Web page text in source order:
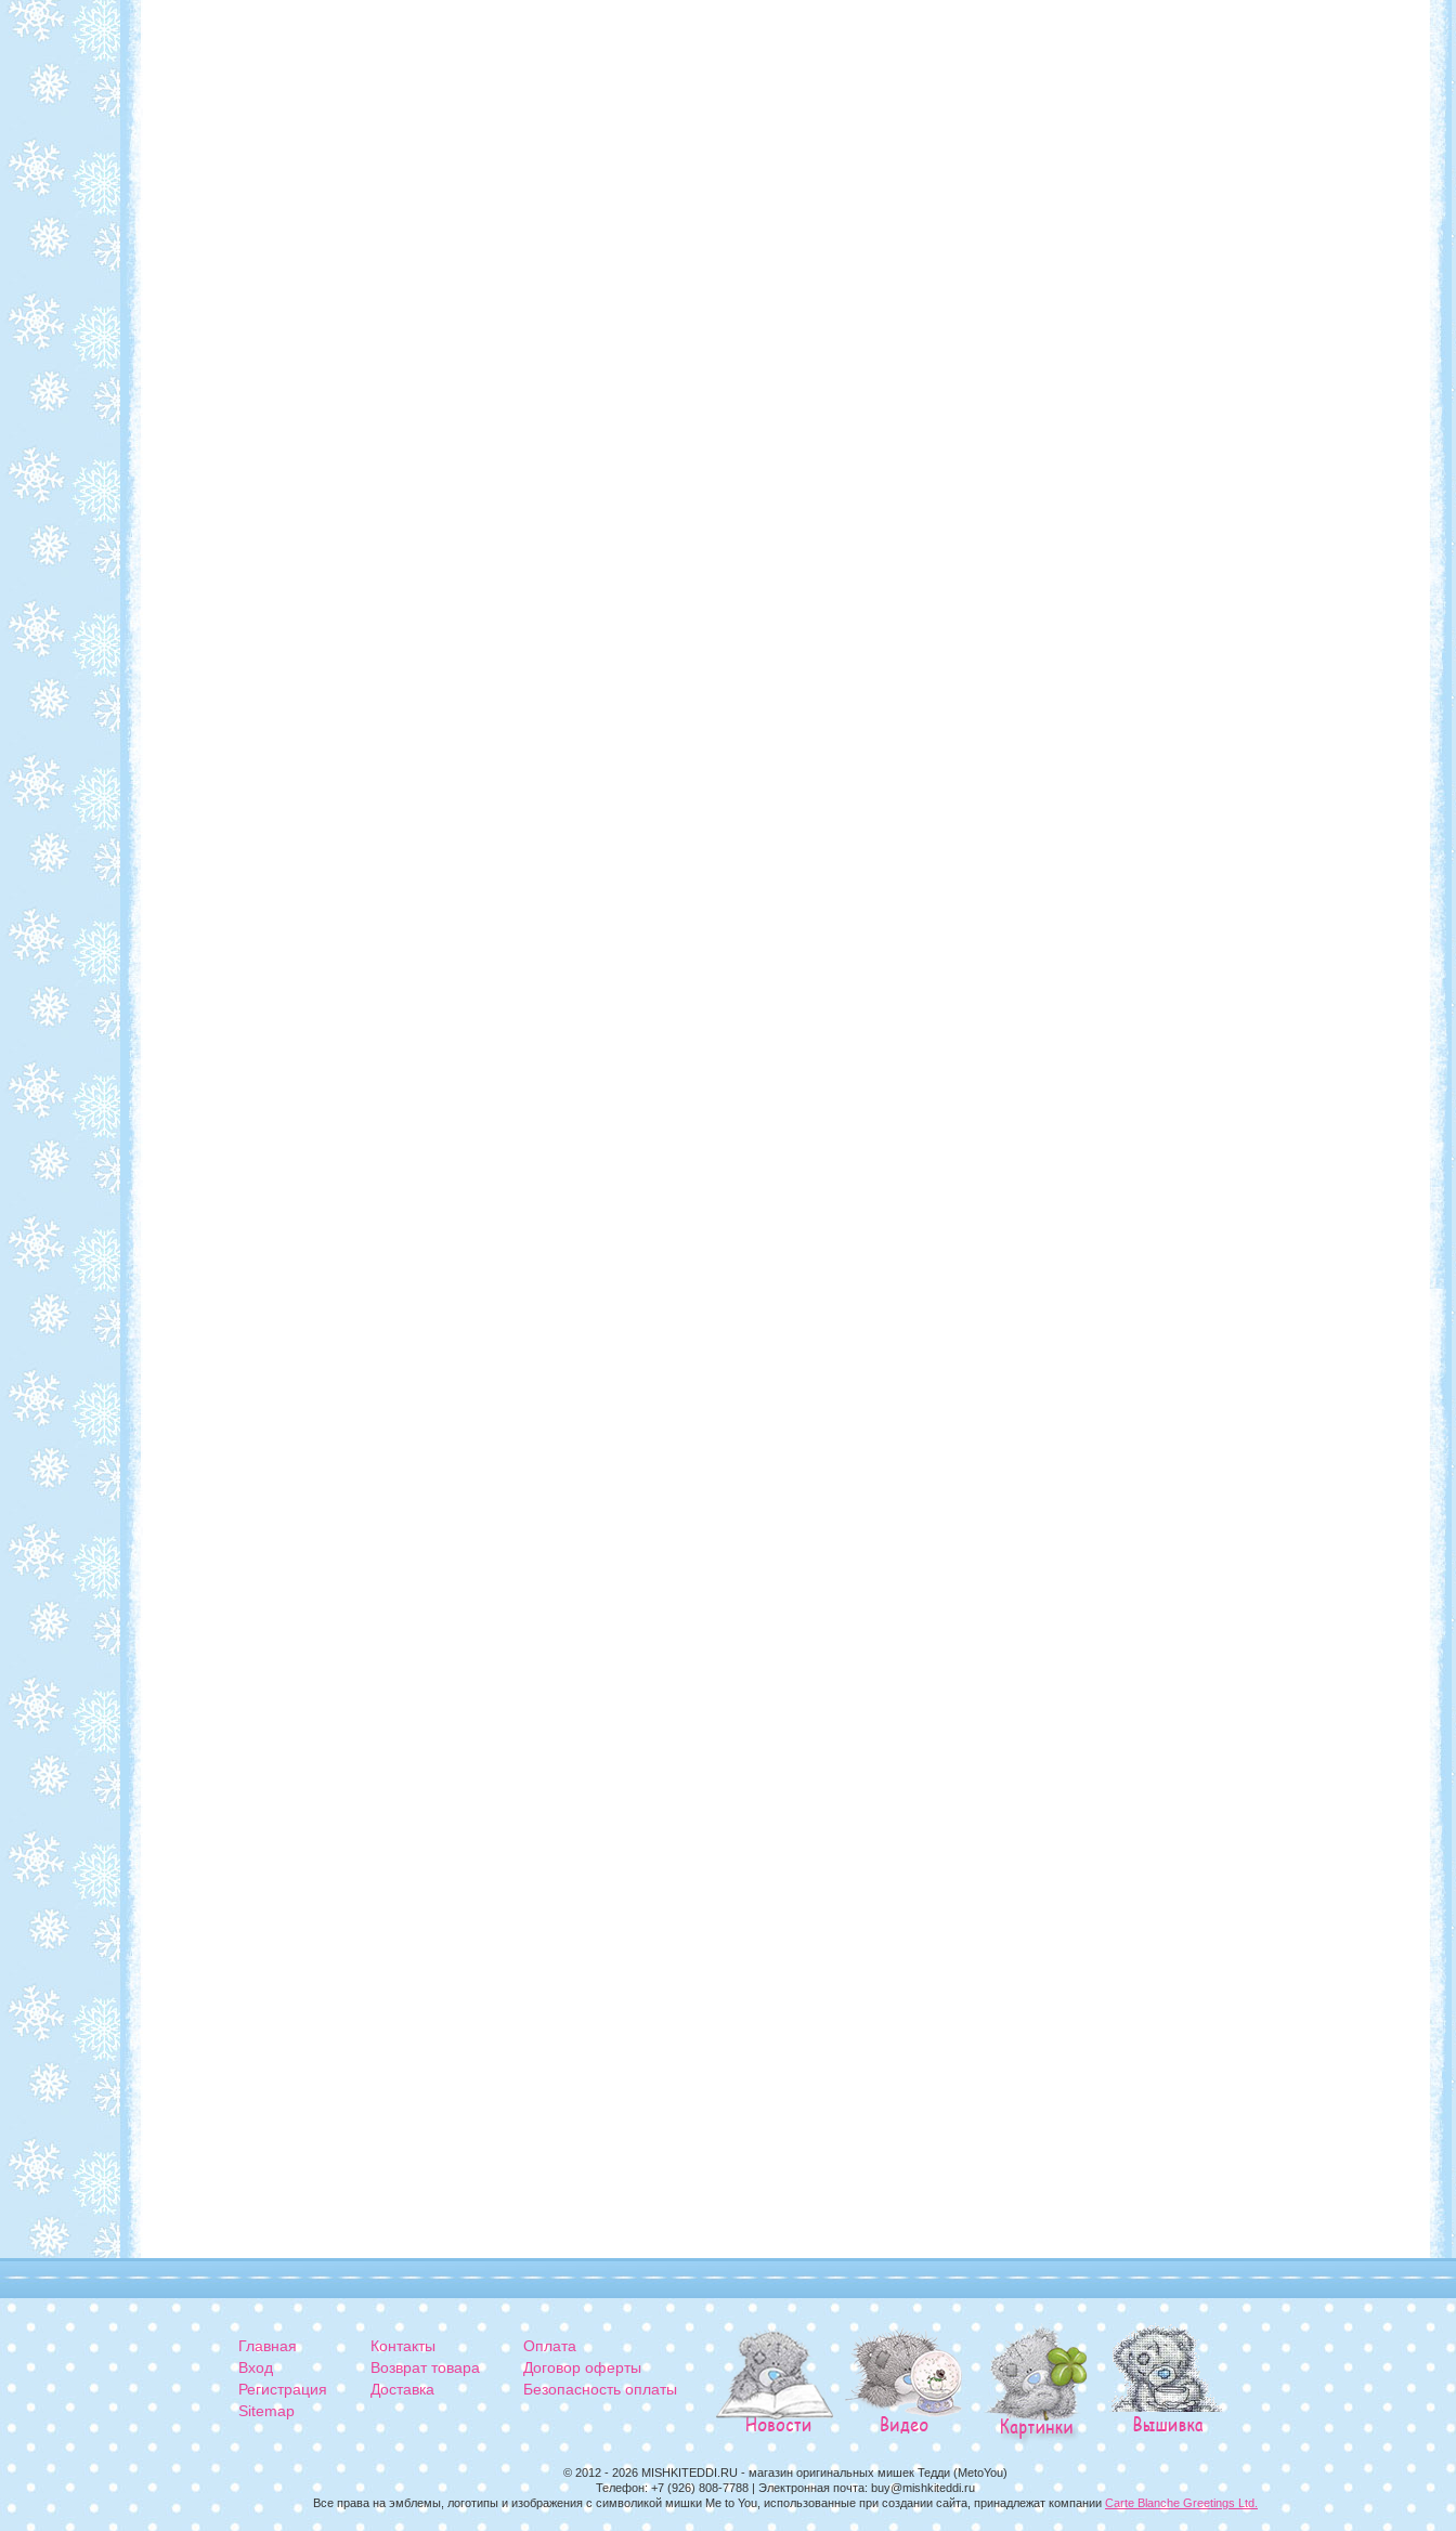
Главная
Вход
Регистрация
Sitemap
Контакты
Возврат товара
Доставка
Оплата
Договор оферты
Безопасность оплаты
© 2012 - 2026 MISHKITEDDI.RU - магазин оригинальных мишек Тедди (MetoYou)
Телефон:+7 (926) 808-7788 | Электронная почта: buy@mishkiteddi.ru
Все права на эмблемы, логотипы и изображения с символикой мишки Me to You, использованные при создании сайта, принадлежат компании Carte Blanche Greetings Ltd.